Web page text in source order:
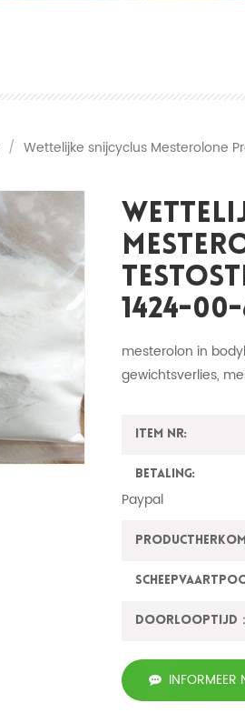
/ Wettelijke snijcyclus Mesterolone
1424-00-
mesterolon in
gewichtsverlies,
Item nr:
Betaling:
Paypal
Doorlooptijd：
INFORMEER